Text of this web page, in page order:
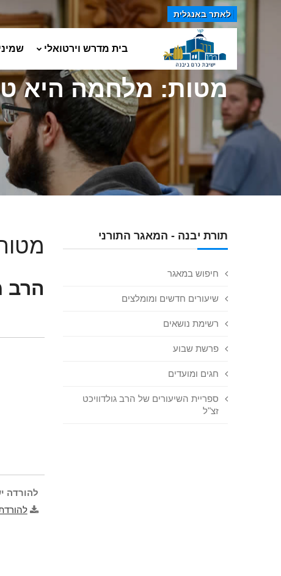
לאתר באנגלית
בית מדרש וירטואלי
מטות: מלחמה היא
תורת יבנה - המאגר התורני
חיפוש במאגר
שיעורים חדשים ומומלצים
רשימת נושאים
פרשת שבוע
חגים ומועדים
ספריית השיעורים של הרב גולדוויכט
זצ"ל
הרב
להורדה